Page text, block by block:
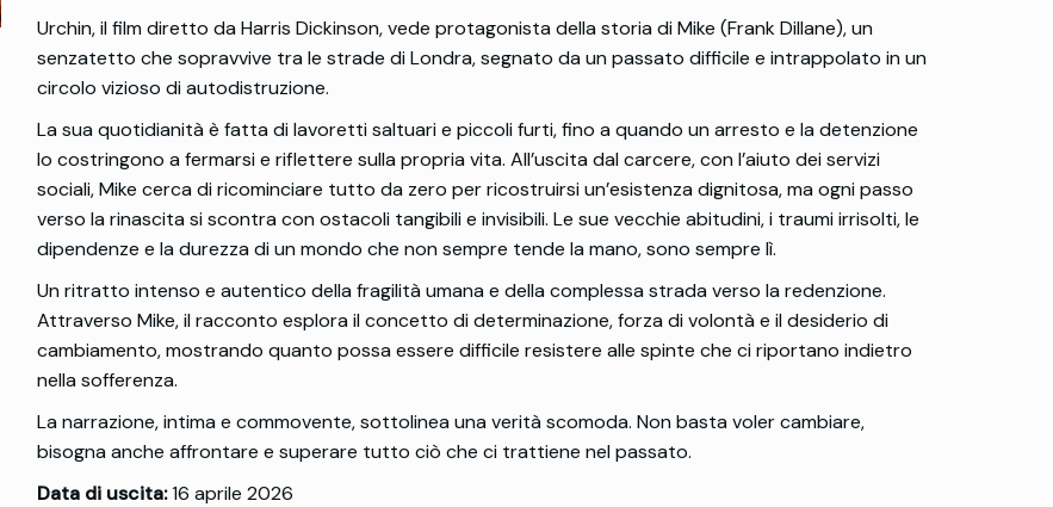
Urchin, il film diretto da Harris Dickinson, vede protagonista della storia di Mike (Frank Dillane), un
senzatetto che sopravvive tra le strade di Londra, segnato da un passato difficile e intrappolato in un
circolo vizioso di autodistruzione.
La sua quotidianità è fatta di lavoretti saltuari e piccoli furti, fino a quando un arresto e la detenzione
lo costringono a fermarsi e riflettere sulla propria vita. All’uscita dal carcere, con l’aiuto dei servizi
sociali, Mike cerca di ricominciare tutto da zero per ricostruirsi un’esistenza dignitosa, ma ogni passo
verso la rinascita si scontra con ostacoli tangibili e invisibili. Le sue vecchie abitudini, i traumi irrisolti, le
dipendenze e la durezza di un mondo che non sempre tende la mano, sono sempre lì.
Un ritratto intenso e autentico della fragilità umana e della complessa strada verso la redenzione.
Attraverso Mike, il racconto esplora il concetto di determinazione, forza di volontà e il desiderio di
cambiamento, mostrando quanto possa essere difficile resistere alle spinte che ci riportano indietro
nella sofferenza.
La narrazione, intima e commovente, sottolinea una verità scomoda. Non basta voler cambiare,
bisogna anche affrontare e superare tutto ciò che ci trattiene nel passato.
Data di uscita:16 aprile 2026